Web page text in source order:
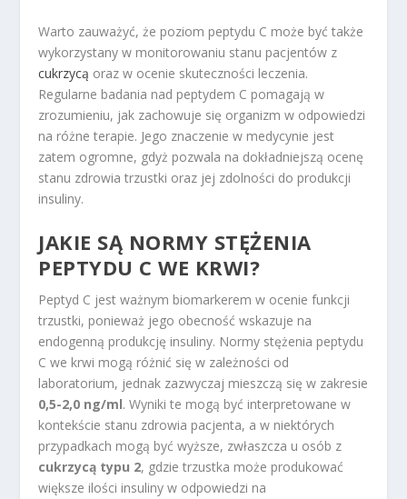
Warto zauważyć, że poziom peptydu C może być także
wykorzystany w monitorowaniu stanu pacjentów z
cukrzycą oraz w ocenie skuteczności leczenia.
Regularne badania nad peptydem C pomagają w
zrozumieniu, jak zachowuje się organizm w odpowiedzi
na różne terapie. Jego znaczenie w medycynie jest
zatem ogromne, gdyż pozwala na dokładniejszą ocenę
stanu zdrowia trzustki oraz jej zdolności do produkcji
insuliny.
JAKIE SĄ NORMY STĘŻENIA
PEPTYDU C WE KRWI?
Peptyd C jest ważnym biomarkerem w ocenie funkcji
trzustki, ponieważ jego obecność wskazuje na
endogenną produkcję insuliny. Normy stężenia peptydu
C we krwi mogą różnić się w zależności od
laboratorium, jednak zazwyczaj mieszczą się w zakresie
0,5-2,0 ng/ml. Wyniki te mogą być interpretowane w
kontekście stanu zdrowia pacjenta, a w niektórych
przypadkach mogą być wyższe, zwłaszcza u osób z
cukrzycą typu 2, gdzie trzustka może produkować
większe ilości insuliny w odpowiedzi na